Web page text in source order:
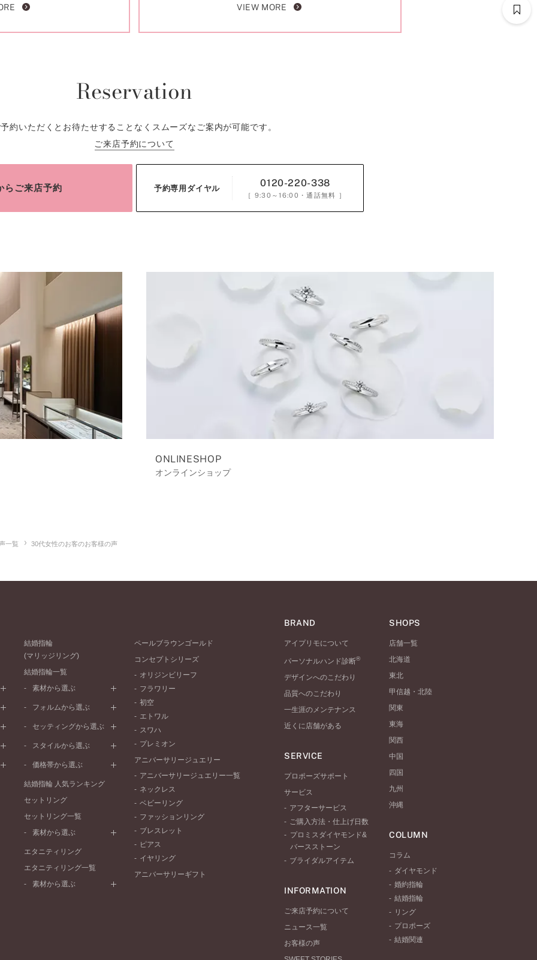
VIEW MORE
Reservation
約いただくとお待たせすることなくスムーズなご案内が可能です。
ご来店予約について
らご来店予約 予約専用ダイヤル 0120-220-338
［ 9:30～16:00 ・通話無料 ］
ONLINESHOP
オンラインショップ
一覧 30代女性のお客のお客様の声
結婚指輪
(マリッジリング)
結婚指輪一覧
素材から選ぶ
プラチナ
ピンクゴールド
ペールブラウンゴールド
フォルムから選ぶ
ストレートライン
V字ライン
セッティングから選ぶ
プレーン
セベラルメレ
ラインメレ
スタイルから選ぶ
シンプル
モード
エレガント
ゴージャス
価格帯から選ぶ
50万円～
20万円～30万円
10万円～20万円
結婚指輪 人気ランキング
セットリング
セットリング一覧
素材から選ぶ
プラチナ
ペールブラウンゴールド
エタニティリング
エタニティリング一覧
素材から選ぶ
ペールブラウンゴールド
コンセプトシリーズ
オリジンビリーフ
フラワリー
初空
エトワル
スワハ
プレミオン
アニバーサリージュエリー
アニバーサリージュエリー一覧
ネックレス
ベビーリング
ファッションリング
ブレスレット
ピアス
イヤリング
アニバーサリーギフト
BRAND
アイプリモについて
パーソナルハンド診断®
デザインへのこだわり
品質へのこだわり
一生涯のメンテナンス
近くに店舗がある
SERVICE
プロポーズサポート
サービス
アフターサービス
ご購入方法・仕上げ日数
プロミスダイヤモンド&
バースストーン
ブライダルアイテム
INFORMATION
ご来店予約について
ニュース一覧
お客様の声
SHOPS
店舗一覧
北海道
東北
甲信越・北陸
関東
東海
関西
中国
四国
九州
沖縄
COLUMN
コラム
ダイヤモンド
婚約指輪
結婚指輪
リング
プロポーズ
結婚関連